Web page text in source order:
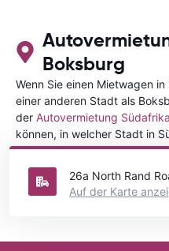
Boksburg
Wenn Sie einen Mietwagen
einer anderen Stadt als
der Autovermietung Südafrika
können, in welcher Stadt in
wollen.
26a North Rand
Auf der Karte